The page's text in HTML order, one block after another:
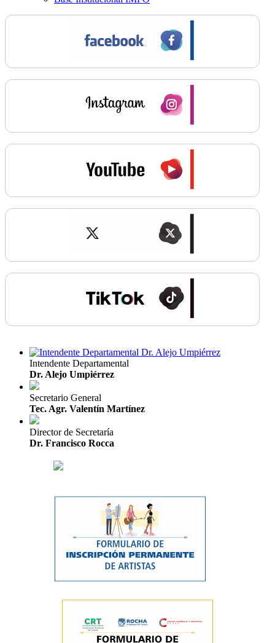
Intendente Departamental
Dr. Alejo Umpiérrez
Secretario General
Tec. Agr. Valentín Martínez
Director de Secretaría
Dr. Francisco Rocca